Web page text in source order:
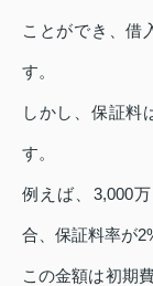
ことができ、借
す。
しかし、保証料
す。
例えば、3,000
合、保証料率が
この金額は初期